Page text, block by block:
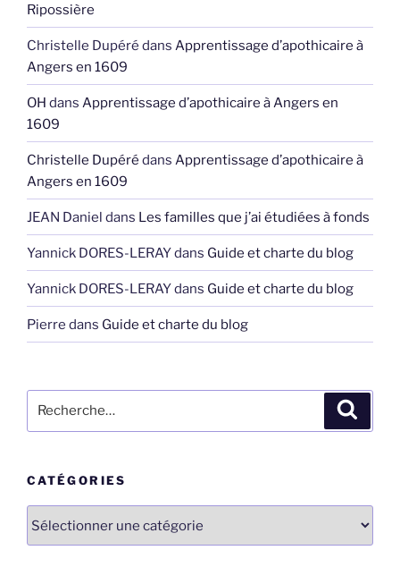
Ripossière
Christelle Dupéré dans Apprentissage d’apothicaire à
Angers en 1609
OH dans Apprentissage d’apothicaire à Angers en
1609
Christelle Dupéré dans Apprentissage d’apothicaire à
Angers en 1609
JEAN Daniel dans Les familles que j’ai étudiées à fonds
Yannick DORES-LERAYdans Guide et charte du blog
Yannick DORES-LERAYdans Guide et charte du blog
Pierre dans Guide et charte du blog
pour
CATÉGORIES